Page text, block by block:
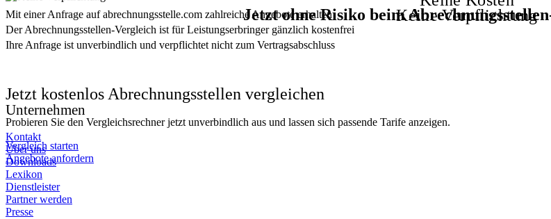
Jetzt ohne Risiko beim
Mit einer Anfrage auf abrechnungsstelle.com zahlreiche Angebote erhalten
Der Abrechnungsstellen-Vergleich ist für Leistungserbringer gänzlich kostenfrei
Keine Verpflichtung
Ihre Anfrage ist unverbindlich und verpflichtet nicht zum Vertragsabschluss
Jetzt kostenlos Abrechnungsstellen vergleichen
Probieren Sie den Vergleichsrechner jetzt unverbindlich aus und lassen sich passende Tarife anzeigen.
Vergleich starten
Angebote anfordern
Unternehmen
Kontakt
Über uns
Downloads
Lexikon
Dienstleister
Partner werden
Presse